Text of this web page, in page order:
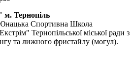
Тернопіль
Спортивна Школа
Тернопільської міської ради з
та лижного фристайлу (могул).